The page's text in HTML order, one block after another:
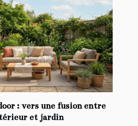
: vers une fusion entre
et jardin